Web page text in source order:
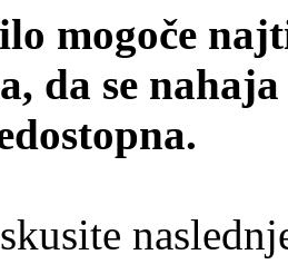
mogoče
da se